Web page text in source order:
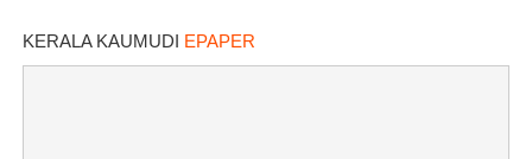
KERALA KAUMUDI EPAPER